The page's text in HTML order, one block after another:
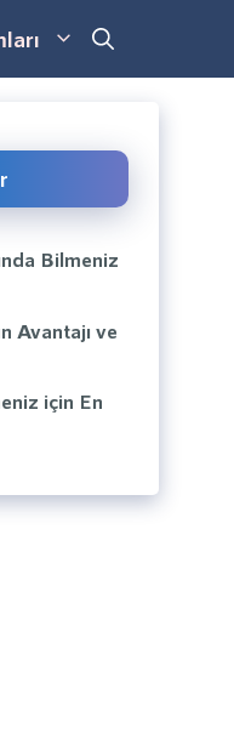
Bilmeniz
Avantajı ve
için En